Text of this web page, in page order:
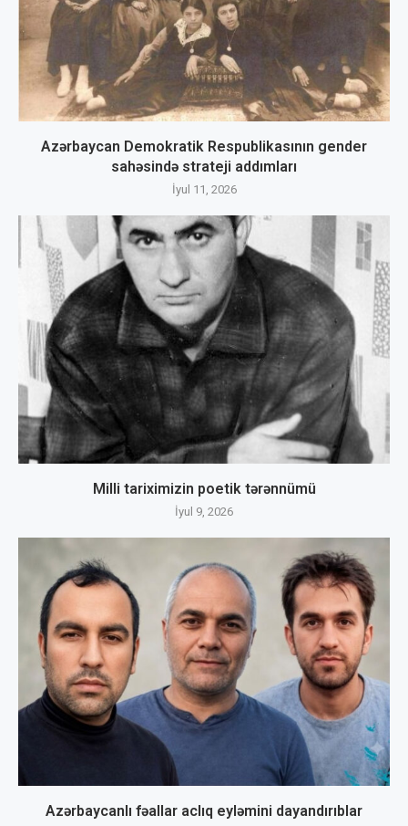
Azərbaycan Demokratik Respublikasının gender
sahəsində strateji addımları
İyul 11, 2026
Milli tariximizin poetik tərənnümü
İyul 9, 2026
Azərbaycanlı fəallar aclıq eyləmini dayandırıblar